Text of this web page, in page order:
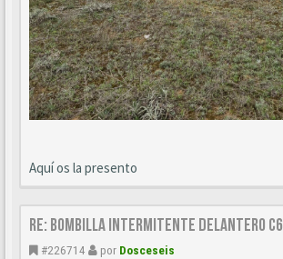
Aquí os la presento
Re: BOMBILLA INTERMITENTE DELANTERO C6
#226714 por Dosceseis